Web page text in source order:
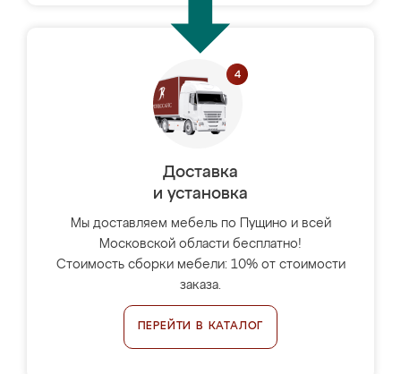
Доставка
и установка
Мы доставляем мебель по Пущино и всей
Московской области бесплатно!
Стоимость сборки мебели: 10% от стоимости
заказа.
ПЕРЕЙТИ В КАТАЛОГ